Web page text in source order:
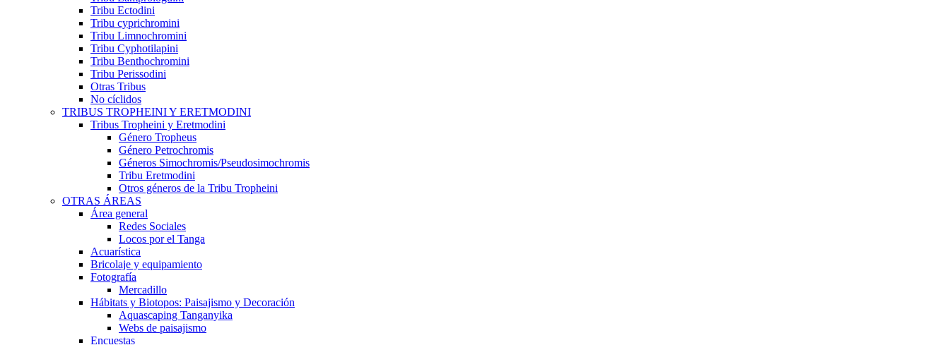
Tribu Ectodini
Tribu cyprichromini
Tribu Limnochromini
Tribu Cyphotilapini
Tribu Benthochromini
Tribu Perissodini
Otras Tribus
No cíclidos
TRIBUS TROPHEINI Y ERETMODINI
Tribus Tropheini y Eretmodini
Género Tropheus
Género Petrochromis
Géneros Simochromis/Pseudosimochromis
Tribu Eretmodini
Otros géneros de la Tribu Tropheini
OTRAS ÁREAS
Área general
Redes Sociales
Locos por el Tanga
Acuarística
Bricolaje y equipamiento
Fotografía
Mercadillo
Hábitats y Biotopos: Paisajismo y Decoración
Aquascaping Tanganyika
Webs de paisajismo
Encuestas